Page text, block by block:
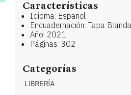
Características
Idioma: Español
Encuadernación: Tapa Blanda
Año: 2021
Páginas: 302
Categorías
LIBRERÍA